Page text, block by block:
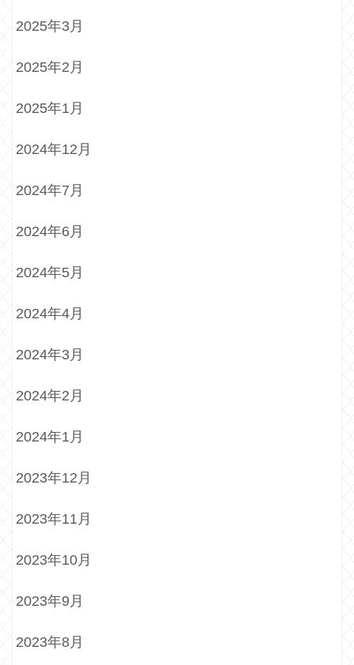
2025年3月
2025年2月
2025年1月
2024年12月
2024年7月
2024年6月
2024年5月
2024年4月
2024年3月
2024年2月
2024年1月
2023年12月
2023年11月
2023年10月
2023年9月
2023年8月